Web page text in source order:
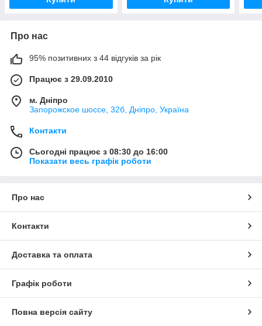
Про нас
95% позитивних з 44 відгуків за рік
Працює з 29.09.2010
м. Дніпро
Запорожское шоссе, 32б, Дніпро, Україна
Контакти
Сьогодні працює з 08:30 до 16:00
Показати весь графік роботи
Про нас
Контакти
Доставка та оплата
Графік роботи
Повна версія сайту